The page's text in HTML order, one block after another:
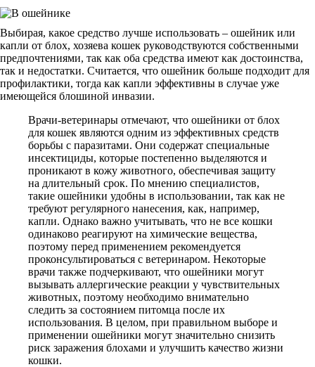
Выбирая, какое средство лучше использовать – ошейник или
капли от блох, хозяева кошек руководствуются собственными
предпочтениями, так как оба средства имеют как достоинства,
так и недостатки. Считается, что ошейник больше подходит для
профилактики, тогда как капли эффективны в случае уже
имеющейся блошиной инвазии.
Врачи-ветеринары отмечают, что ошейники от блох
для кошек являются одним из эффективных средств
борьбы с паразитами. Они содержат специальные
инсектициды, которые постепенно выделяются и
проникают в кожу животного, обеспечивая защиту
на длительный срок. По мнению специалистов,
такие ошейники удобны в использовании, так как не
требуют регулярного нанесения, как, например,
капли. Однако важно учитывать, что не все кошки
одинаково реагируют на химические вещества,
поэтому перед применением рекомендуется
проконсультироваться с ветеринаром. Некоторые
врачи также подчеркивают, что ошейники могут
вызывать аллергические реакции у чувствительных
животных, поэтому необходимо внимательно
следить за состоянием питомца после их
использования. В целом, при правильном выборе и
применении ошейники могут значительно снизить
риск заражения блохами и улучшить качество жизни
кошки.